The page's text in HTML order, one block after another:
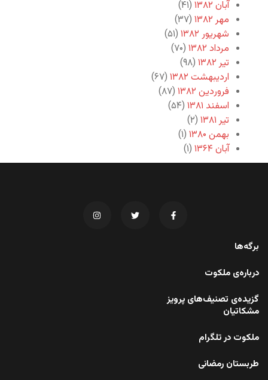
آبان ۱۳۸۲
(۴۱)
مهر ۱۳۸۲
(۳۷)
شهریور ۱۳۸۲
(۵۱)
مرداد ۱۳۸۲
(۷۰)
تیر ۱۳۸۲
(۹۸)
اردیبهشت ۱۳۸۲
(۶۷)
فروردین ۱۳۸۲
(۸۷)
اسفند ۱۳۸۱
(۵۴)
تیر ۱۳۸۱
(۲)
بهمن ۱۳۸۰
(۱)
آبان ۱۳۶۴
(۱)
برگه‌ها
درباره‌ی ملکوت
گزیده‌ی تصنیف‌های پرویز
مشکاتیان
ملکوت در تلگرام
طربستان رمضانی